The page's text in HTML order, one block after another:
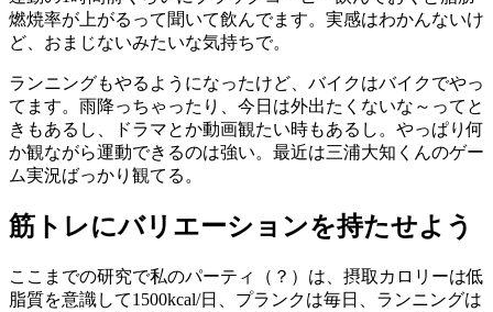
燃焼率が上がるって聞いて飲んでます。実感はわかんないけ
ど、おまじないみたいな気持ちで。
ランニングもやるようになったけど、バイクはバイクでやっ
てます。雨降っちゃったり、今日は外出たくないな～ってと
きもあるし、ドラマとか動画観たい時もあるし。やっぱり何
か観ながら運動できるのは強い。最近は三浦大知くんのゲー
ム実況ばっかり観てる。
筋トレにバリエーションを持たせよう
ここまでの研究で私のパーティ（？）は、摂取カロリーは低
脂質を意識して1500kcal/日、プランクは毎日、ランニングは